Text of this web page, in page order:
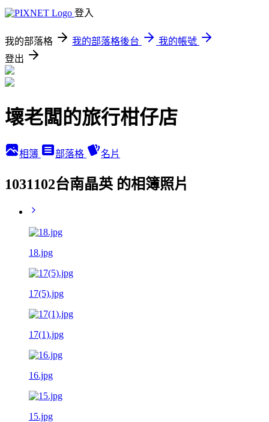
登入
我的部落格 我的部落格後台
我的帳號
登出
壞老闆的旅行柑仔店
相簿 部落格 名片
1031102台南晶英 的相簿照片
18.jpg
17(5).jpg
17(1).jpg
16.jpg
15.jpg